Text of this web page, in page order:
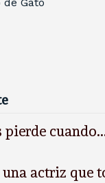
pierde
actriz que